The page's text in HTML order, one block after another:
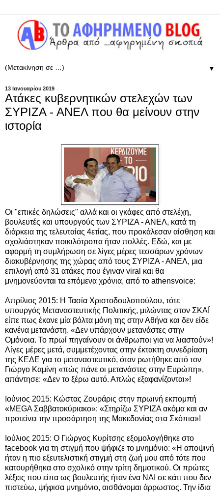
▼
13 Ιανουαρίου 2019
Ατάκες κυβερνητικών στελεχών των
ΣΥΡΙΖΑ - ΑΝΕΛ που θα μείνουν στην
ιστορία
Οι "επικές δηλώσεις" αλλά και οι γκάφες από στελέχη,
βουλευτές και υπουργούς των ΣΥΡΙΖΑ - ΑΝΕΛ, κατά τη
διάρκεια της τελευταίας 4ετίας, που προκάλεσαν αίσθηση και
σχολιάστηκαν ποικιλότροπα ήταν πολλές. Εδώ, και με
αφορμή τη συμλήρωση σε λίγες μέρες τεσσάρων χρόνων
διακυβέρνησης της χώρας από τους ΣΥΡΙΖΑ - ΑΝΕΛ, μια
επιλογή από 31 ατάκες που έγιναν viral και θα
μνημονεύονται τα επόμενα χρόνια, από το athensvoice:
Απρίλιος 2015: Η Τασία Χριστοδουλοπούλου, τότε
υπουργός Μεταναστευτικής Πολιτικής, μιλώντας στον ΣΚΑΪ
είπε πως έκανε μία βόλτα μόνη της στην Αθήνα και δεν είδε
κανένα μετανάστη. «Δεν υπάρχουν μετανάστες στην
Ομόνοια. Το πρωί πηγαίνουν οι άνθρωποι για να λιαστούν»!
Λίγες μέρες μετά, συμμετέχοντας στην έκτακτη συνεδρίαση
της ΚΕΔΕ για το μεταναστευτικό, όταν ρωτήθηκε από τον
Γιώργο Καμίνη «πώς πάνε οι μετανάστες στην Ευρώπη»,
απάντησε: «Δεν το ξέρω αυτό. Απλώς εξαφανίζονται»!
Ιούνιος 2015: Κώστας Ζουράρις στην πρωινή εκπομπή
«MEGA Σαββατοκύριακο»: «Στηρίζω ΣΥΡΙΖΑ ακόμα και αν
προτείνει την προσάρτηση της Μακεδονίας στα Σκόπια»!
Ιούλιος 2015: Ο Γιώργος Κυρίτσης εξομολογήθηκε στο
facebook για τη στιγμή που ψήφιζε το μνημόνιο: «Η αποψινή
ήταν η πιο εξευτελιστική στιγμή στη ζωή μου από τότε που
κατουρήθηκα στο σχολικό στην τρίτη δημοτικού. Οι πρώτες
λέξεις που είπα ως βουλευτής ήταν ένα ΝΑΙ σε κάτι που δεν
πιστεύω, ψήφισα μνημόνιο, αισθάνομαι άρρωστος. Την ίδια